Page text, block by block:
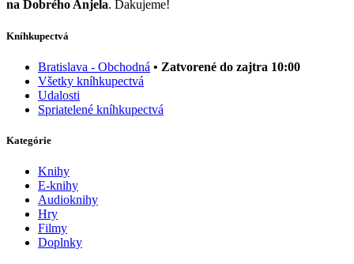
na Dobrého Anjela. Ďakujeme!
Kníhkupectvá
Bratislava - Obchodná • Zatvorené do zajtra 10:00
Všetky kníhkupectvá
Udalosti
Spriatelené kníhkupectvá
Kategórie
Knihy
E-knihy
Audioknihy
Hry
Filmy
Doplnky